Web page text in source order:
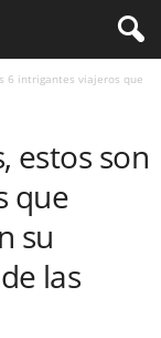
6 intrigantes viajeros que
estos son
que
su
las